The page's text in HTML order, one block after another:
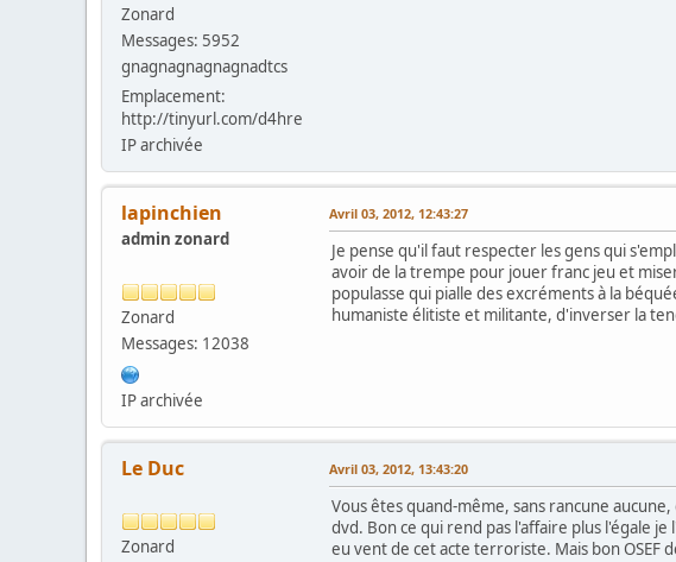
Zonard
Messages: 5952
gnagnagnagnagnadtcs
Emplacement:
http://tinyurl.com/d4hre
IP archivée
lapinchien
admin zonard
Zonard
Messages: 12038
IP archivée
Avril 03, 2012, 12:43:27
Je pense qu'il faut respecter les gens qui
avoir de la trempe pour jouer franc jeu et
populasse qui pialle des excréments à la
humaniste élitiste et militante, d'inverser la
Le Duc
Zonard
Avril 03, 2012, 13:43:20
Vous êtes quand-même, sans rancune
dvd. Bon ce qui rend pas l'affaire plus l'égale
eu vent de cet acte terroriste. Mais bon OSEF